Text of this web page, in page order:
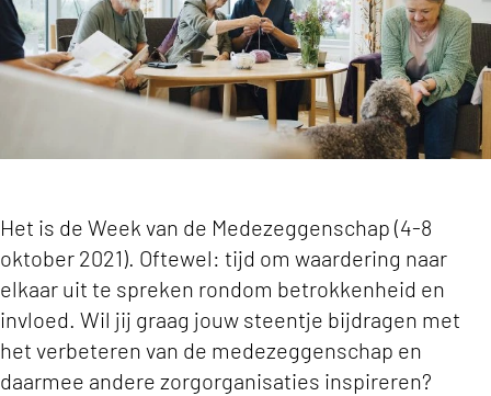
Het is de Week van de Medezeggenschap (4-8
oktober 2021). Oftewel: tijd om waardering naar
elkaar uit te spreken rondom betrokkenheid en
invloed. Wil jij graag jouw steentje bijdragen met
het verbeteren van de medezeggenschap en
daarmee andere zorgorganisaties inspireren?